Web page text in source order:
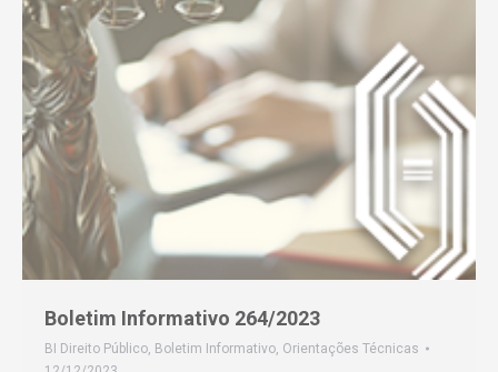
Boletim Informativo 264/2023
BI Direito Público, Boletim Informativo, Orientações Técnicas